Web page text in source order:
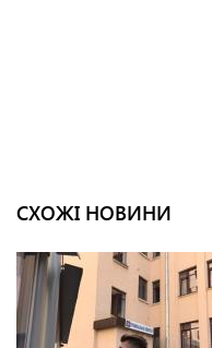
СХОЖІ НОВИНИ